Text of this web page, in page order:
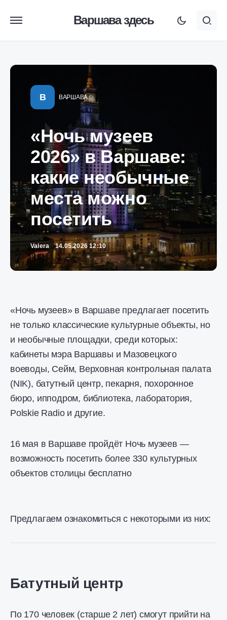
Варшава здесь
В ВАРШАВА
«Ночь музеев
2026» в Варшаве:
какие необычные
места можно
посетить
Valera 14.05.2026 12:10
«Ночь музеев» в Варшаве предлагает посетить
не только классические культурные объекты, но
и необычные площадки, среди которых:
кабинеты мэра Варшавы и Мазовецкого
воеводы, Сейм, Верховная контрольная палата
(NIK), батутный центр, пекарня, похоронное
бюро, ипподром, библиотека, лаборатория,
Polskie Radio и другие.
16 мая в Варшаве пройдёт Ночь музеев —
возможность посетить более 330 культурных
объектов столицы бесплатно
Предлагаем ознакомиться с некоторыми из них:
Батутный центр
По 170 человек (старше 2 лет) смогут прийти на